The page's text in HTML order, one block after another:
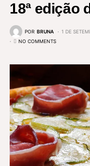
18ª edição
POR BRUNA 1 DE
NO COMMENTS